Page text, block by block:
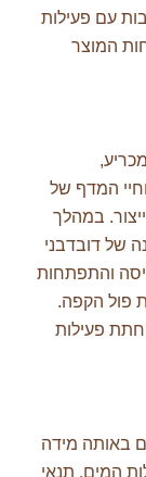
עם פעילות
המוצר
המדף של
במהלך
של דובדבני
והתפתחות
פול הקפה.
פעילות
באותה מידה
המים. תנאי